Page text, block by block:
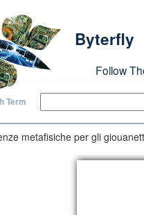
Byterfly
Follow
Term
metafisiche per gli